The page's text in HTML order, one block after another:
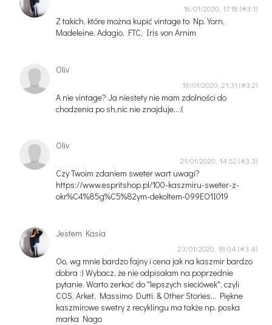
16/01/2020, 17:18
Z takich, które można kupić vintage to Np. Yorn,
Madeleine, Adagio, FTC, Iris von Arnim
Oliv
19/01/2020, 21:31
A nie vintage? Ja niestety nie mam zdolności do
chodzenia po sh,nic nie znajduje...:(
Oliv
21/01/2020, 14:52
Czy Twoim zdaniem sweter wart uwagi?
https://www.espritshop.pl/100-kaszmiru-sweter-z-
okr%C4%85g%C5%82ym-dekoltem-099EO1I019
Jestem Kasia
23/01/2020, 18:04
Oo, wg mnie bardzo fajny i cena jak na kaszmir bardzo
dobra :) Wybacz, że nie odpisałam na poprzednie
pytanie. Warto zerkać do "lepszych sieciówek", czyli
COS, Arket, Massimo Dutti, & Other Stories... Piękne
kaszmirowe swetry z recyklingu ma także np. poska
marka Nago